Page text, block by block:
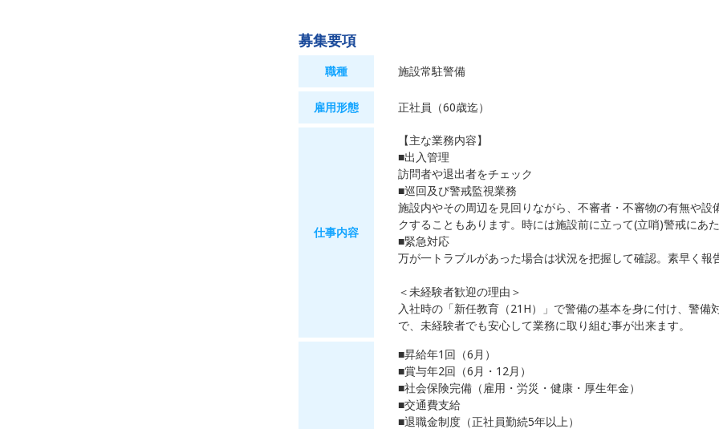
募集要項
職種 施設常駐警備
雇用形態 正社員（60歳迄）
仕事内容
【主な業務内容】
■出入管理
訪問者や退出者をチェック
■巡回及び警戒監視業務
施設内やその周辺を見回りながら、不審者・不審物の有無や
クすることもあります。時には施設前に立って(立哨)警戒にあた
■緊急対応
万が一トラブルがあった場合は状況を把握して確認。素早く報
＜未経験者歓迎の理由＞
入社時の「新任教育（21H）」で警備の基本を身に付け、警
で、未経験者でも安心して業務に取り組む事が出来ます。
■昇給年1回（6月）
■賞与年2回（6月・12月）
■社会保険完備（雇用・労災・健康・厚生年金）
■交通費支給
■退職金制度（正社員勤続5年以上）